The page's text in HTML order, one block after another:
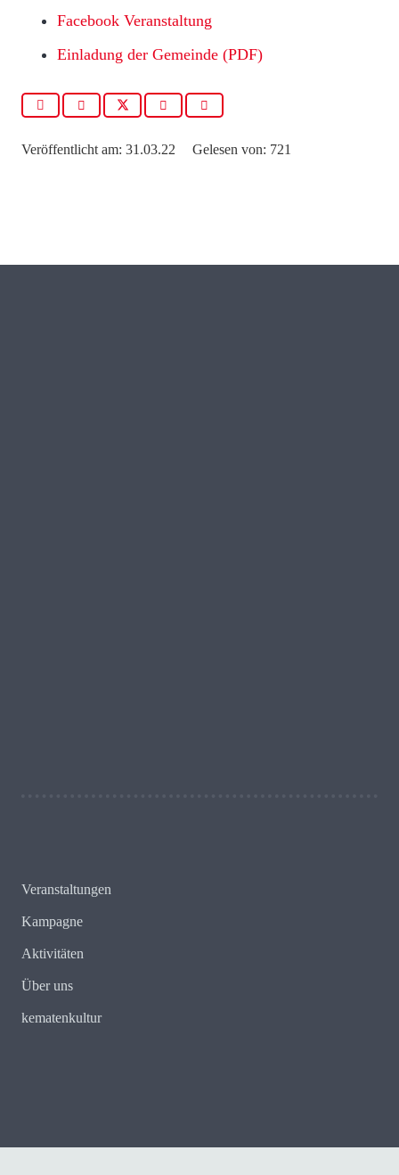
Facebook Veranstaltung
Einladung der Gemeinde (PDF)
Veröffentlicht am: 31.03.22 Gelesen von: 721
Veranstaltungen
Kampagne
Aktivitäten
Über uns
kematenkultur